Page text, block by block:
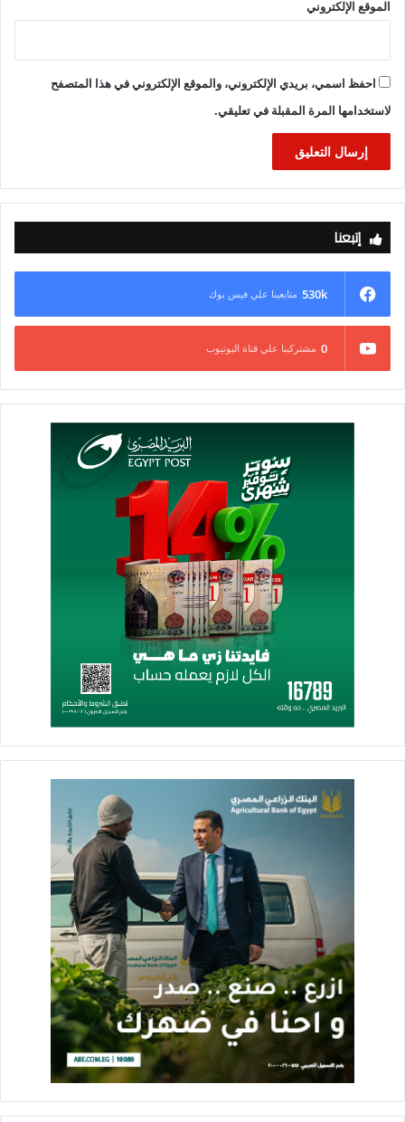
الموقع الإلكتروني
احفظ اسمي، بريدي الإلكتروني، والموقع الإلكتروني في هذا المتصفح
لاستخدامها المرة المقبلة في تعليقي.
إتبعنا
530k متابعينا علي فيس بوك
0 مشتركينا علي قناة اليوتيوب